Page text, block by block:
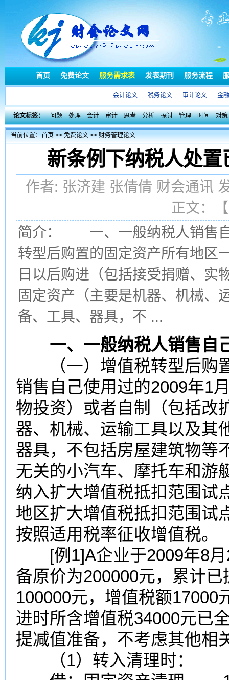
首页 免费论文 服务需求表 发表期刊 服务流程
会计论文 税务论文 审计论文 金
论文标签： 问题 处理 会计 审计 思考 分析 探讨 管理 时间 对策
当前位置：首页>>免费论文>>财务管理论文
新条例下纳税人处
作者: 张济建 张倩倩 财会通讯
正文：
简介： 一、一般纳税人销售
转型后购置的固定资产所有地区
日以后购进（包括接受捐赠、实
固定资产（主要是机器、机械、
备、工具、器具，不 ...
一、 一般纳税人销售自
（一） 增值税转型后购
销售自己使用过的2009年1
物投资）或者自制（包括改
器、机械、运输工具以及其
器具，不包括房屋建筑物等
无关的小汽车、摩托车和游
纳入扩大增值税抵扣范围试
地区扩大增值税抵扣范围试
按照适用税率征收增值税。
[例1]A企业于2009年8月
备原价为200000元，累计
100000元，增值税额17000
进时所含增值税34000元已
提减值准备，不考虑其他相
（1）转入清理时：